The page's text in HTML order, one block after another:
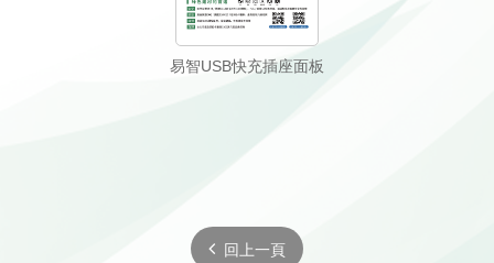
易智USB快充插座面板
回上一頁